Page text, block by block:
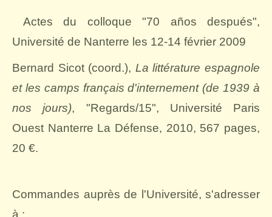
Actes du colloque "70 años después",
Université de Nanterre les 12-14 février 2009
Bernard Sicot (coord.), La littérature espagnole
et les camps français d'internement (de 1939 à
nos jours), "Regards/15", Université Paris
Ouest Nanterre La Défense, 2010, 567 pages,
20 €.
Commandes auprès de l'Université, s'adresser
à :